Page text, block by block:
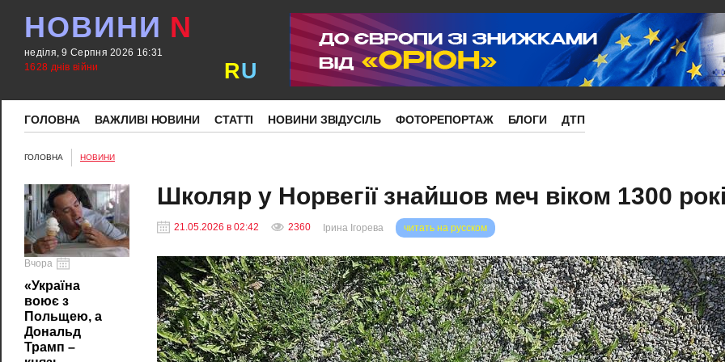
НОВИНИ N
неділя, 9 Серпня 2026 16:31
1628 днів війни
RU
ГОЛОВНА ВАЖЛИВІ НОВИНИ СТАТТІ НОВИНИ ЗВІДУСІЛЬ ФОТОРЕПОРТАЖ БЛОГИ ДТП
ГОЛОВНА НОВИНИ
Вчора
«Україна
воює з
Польщею, а
Дональд
Трамп –
Школяр у Норвегії знайшов меч віком 1300
21.05.2026 в 02:42 2360 читать на русском
Ірина Ігорева